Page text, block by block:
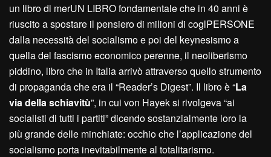
un libro di merUN LIBRO fondamentale che in 40 anni è
riuscito a spostare il pensiero di milioni di coglPERSONE
dalla necessità del socialismo e poi del keynesismo a
quella del fascismo economico perenne, il neoliberismo
piddino, libro che in Italia arrivò attraverso quello strumento
di propaganda che era il “Reader’s Digest”. Il libro è “La
via della schiavitù”, in cui von Hayek si rivolgeva “ai
socialisti di tutti i partiti” dicendo sostanzialmente loro la
più grande delle minchiate: occhio che l’applicazione del
socialismo porta inevitabilmente al totalitarismo.